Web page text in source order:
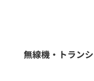
フリーワ
無線機・トラン